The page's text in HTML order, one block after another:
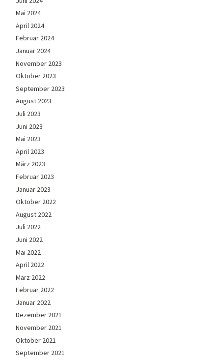
Mai 2024
April 2024
Februar 2024
Januar 2024
November 2023
Oktober 2023
September 2023
August 2023
Juli 2023
Juni 2023
Mai 2023
April 2023
März 2023
Februar 2023
Januar 2023
Oktober 2022
August 2022
Juli 2022
Juni 2022
Mai 2022
April 2022
März 2022
Februar 2022
Januar 2022
Dezember 2021
November 2021
Oktober 2021
September 2021